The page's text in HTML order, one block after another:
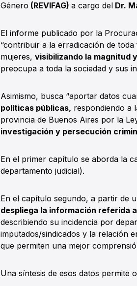
Género (REVIFAG) a cargo del Dr.
El informe publicado por la
“contribuir a la erradicación de
mujeres, visibilizando la magnitud
preocupa a toda la sociedad y sus
Asimismo, busca “aportar datos
políticas públicas, respondiendo a
provincia de Buenos Aires por la
investigación y persecución
En el primer capítulo se aborda la
departamento judicial).
En el capítulo segundo, a partir de
despliega la información referida
describiendo su incidencia por
imputados/sindicados y la relación
que permiten una mejor
Una síntesis de esos datos permite